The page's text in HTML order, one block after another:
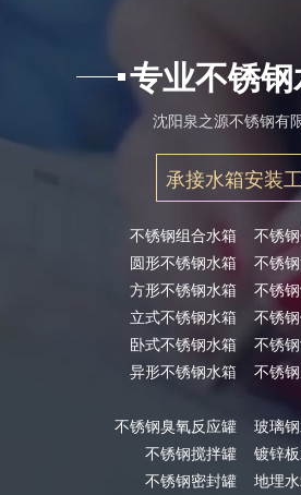
专业不锈
沈阳泉之源不锈钢有
承接水箱安装
不锈钢组合水箱
圆形不锈钢水箱
方形不锈钢水箱
立式不锈钢水箱
卧式不锈钢水箱
异形不锈钢水箱
不锈钢臭氧反应罐
不锈钢搅拌罐
不锈钢密封罐
不锈
不锈
不锈
不锈
不锈
不锈
玻璃
镀锌
地埋